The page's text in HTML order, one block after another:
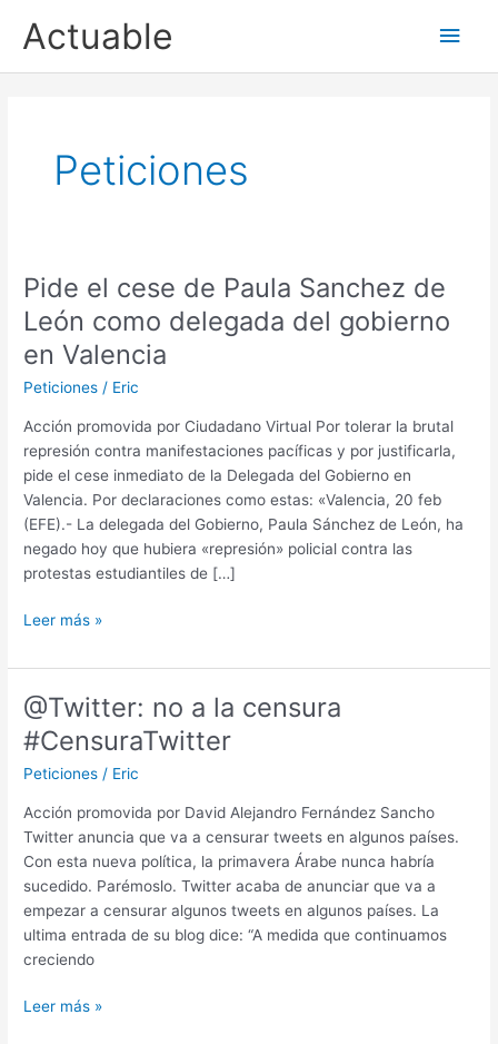
Actuable
Peticiones
Pide el cese de Paula Sanchez de
León como delegada del gobierno
en Valencia
Peticiones / Eric
Acción promovida por Ciudadano Virtual Por tolerar la brutal
represión contra manifestaciones pacíficas y por justificarla,
pide el cese inmediato de la Delegada del Gobierno en
Valencia. Por declaraciones como estas: «Valencia, 20 feb
(EFE).- La delegada del Gobierno, Paula Sánchez de León, ha
negado hoy que hubiera «represión» policial contra las
protestas estudiantiles de […]
Pide
cese
de
Paula
Sanchez
de
como
delegada
del
gobierno
en
Valencia
Leer más »
@Twitter: no a la censura
#CensuraTwitter
Peticiones / Eric
Acción promovida por David Alejandro Fernández Sancho
Twitter anuncia que va a censurar tweets en algunos países.
Con esta nueva política, la primavera Árabe nunca habría
sucedido. Parémoslo. Twitter acaba de anunciar que va a
empezar a censurar algunos tweets en algunos países. La
ultima entrada de su blog dice: “A medida que continuamos
creciendo
@Twitter:
Leer más »